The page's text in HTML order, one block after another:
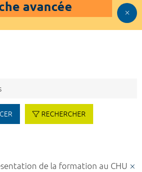
avancée
RECHERCHER
de la formation au CHU